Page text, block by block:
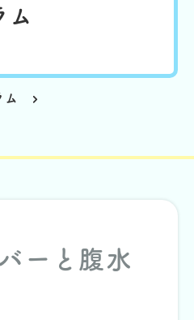
ム
ム
ーと腹水